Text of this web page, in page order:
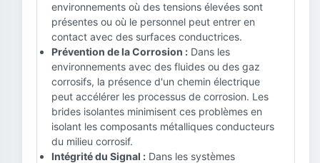
environnements où des tensions élevées sont
présentes ou où le personnel peut entrer en
contact avec des surfaces conductrices.
Prévention de la Corrosion : Dans les
environnements avec des fluides ou des gaz
corrosifs, la présence d'un chemin électrique
peut accélérer les processus de corrosion. Les
brides isolantes minimisent ces problèmes en
isolant les composants métalliques conducteurs
du milieu corrosif.
Intégrité du Signal : Dans les systèmes